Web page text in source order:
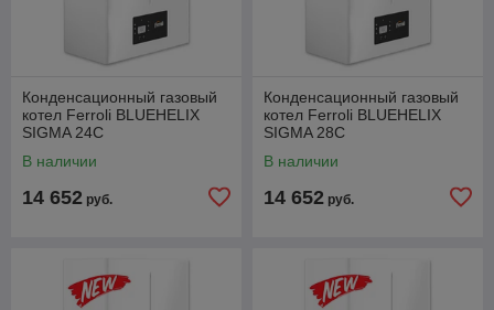
Конденсационный газовый
котел Ferroli BLUEHELIX
SIGMA 24C
В наличии
14 652 руб.
Конденсационный газовый
котел Ferroli BLUEHELIX
SIGMA 28C
В наличии
14 652 руб.